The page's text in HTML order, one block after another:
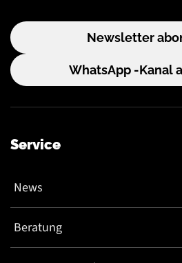
Newsletter
WhatsApp -Kanal
Service
News
Beratung